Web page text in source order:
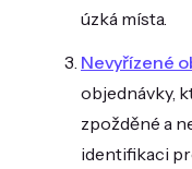
úzká místa.
Nevyřízené
objednávky,
zpožděné a
identifikaci